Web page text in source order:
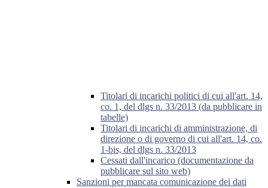
Titolari di incarichi politici di cui all'art. 14,
co. 1, del dlgs n. 33/2013 (da pubblicare in
tabelle)
Titolari di incarichi di amministrazione, di
direzione o di governo di cui all'art. 14, co.
1-bis, del dlgs n. 33/2013
Cessati dall'incarico (documentazione da
pubblicare sul sito web)
Sanzioni per mancata comunicazione dei dati